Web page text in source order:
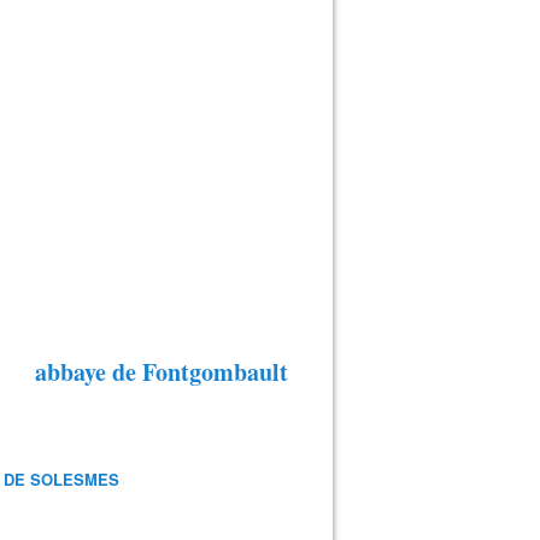
abbaye de Fontgombault
SOLESMES